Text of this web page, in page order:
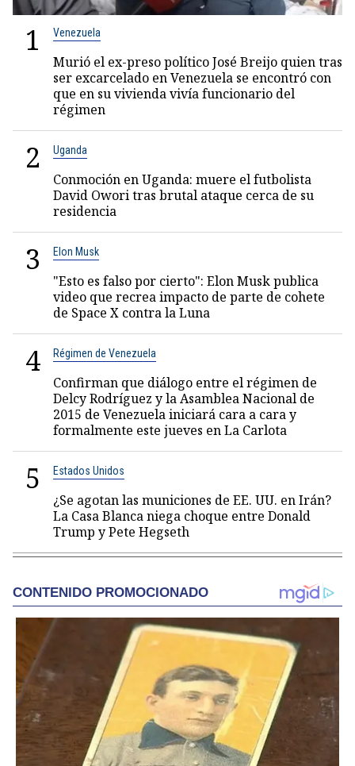
1 Venezuela
Murió el ex-preso político José Breijo quien tras
ser excarcelado en Venezuela se encontró con
que en su vivienda vivía funcionario del
régimen
2 Uganda
Conmoción en Uganda: muere el futbolista
David Owori tras brutal ataque cerca de su
residencia
3 Elon Musk
"Esto es falso por cierto": Elon Musk publica
video que recrea impacto de parte de cohete
de Space X contra la Luna
4 Régimen de Venezuela
Confirman que diálogo entre el régimen de
Delcy Rodríguez y la Asamblea Nacional de
2015 de Venezuela iniciará cara a cara y
formalmente este jueves en La Carlota
5 Estados Unidos
¿Se agotan las municiones de EE. UU. en Irán?
La Casa Blanca niega choque entre Donald
Trump y Pete Hegseth